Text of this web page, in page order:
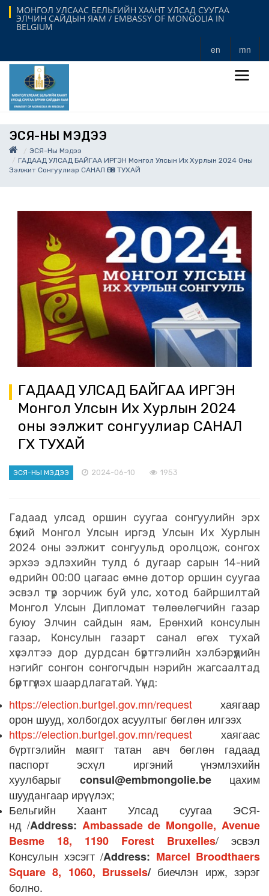
МОНГОЛ УЛСААС БЕЛЬГИЙН ХААНТ УЛСАД СУУГАА
ЭЛЧИН САЙДЫН ЯАМ / EMBASSY OF MONGOLIA IN
BELGIUM
en mn
ЭСЯ-НЫ МЭДЭЭ
ЭСЯ-Ны Мэдээ
ГАДААД УЛСАД БАЙГАА ИРГЭН Монгол Улсын Их Хурлын 2024 Оны
Ээлжит Сонгуулиар САНАЛ ӨГӨХ ТУХАЙ
ГАДААД УЛСАД БАЙГАА ИРГЭН
Монгол Улсын Их Хурлын 2024
оны ээлжит сонгуулиар САНАЛ
ӨГӨХ ТУХАЙ
ЭСЯ-НЫ МЭДЭЭ 2024-06-10 1953
Гадаад улсад оршин суугаа сонгуулийн эрх
бүхий Монгол Улсын иргэд Улсын Их Хурлын
2024 оны ээлжит сонгуульд оролцож, сонгох
эрхээ эдлэхийн тулд 6 дугаар сарын 14-ний
өдрийн 00:00 цагаас өмнө дотор оршин суугаа
эсвэл түр зорчиж буй улс, хотод байршилтай
Монгол Улсын Дипломат төлөөлөгчийн газар
буюу Элчин сайдын яам, Ерөнхий консулын
газар, Консулын газарт санал өгөх тухай
хүсэлтээ дор дурдсан бүртгэлийн хэлбэрүүдийн
нэгийг сонгон сонгогчдын нэрийн жагсаалтад
бүртгүүлэх шаардлагатай. Үүнд:
https://election.burtgel.gov.mn/request хаягаар
орон шууд, холбогдох асуултыг бөглөн илгээх
https://election.burtgel.gov.mn/request хаягаас
бүртгэлийн маягт татан авч бөглөн гадаад
паспорт эсхүл иргэний үнэмлэхийн
хуулбарыг consul@embmongolie.be цахим
шуудангаар ирүүлэх;
Бельгийн Хаант Улсад суугаа ЭСЯ-
нд /Address: Ambassade de Mongolie, Avenue
Besme 18, 1190 Forest Bruxelles/ эсвэл
Консулын хэсэгт /Address: Marcel Broodthaers
Square 8, 1060, Brussels/ биечлэн ирж, зэрэг
болно.